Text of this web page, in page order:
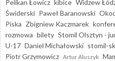
Pelikan Łowicz kibice Widzew
Świderski Paweł Baranowski
Piska Zbigniew Kaczmarek
rozmowa bilety Stomil Olsztyn -
U-17 Daniel Michałowski stomil-
Piotr Grzymowicz Artur Aluszyk